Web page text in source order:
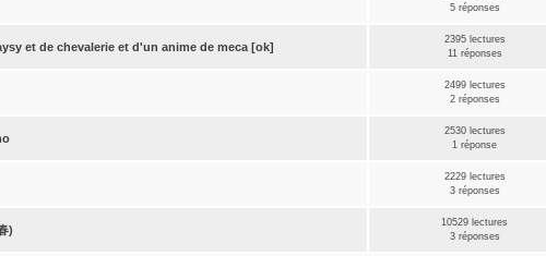
5 réponses
et de chevalerie et d'un anime de meca [ok]
2395 lectures
11 réponses
2499 lectures
2 réponses
2530 lectures
1 réponse
2229 lectures
3 réponses
)
10529 lectures
3 réponses